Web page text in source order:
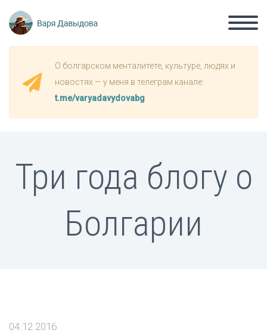
О болгарском менталитете, культуре, людях и
новостях — у меня в телеграм канале:
t.me/varyadavydovabg
Три года блогу о
Болгарии
04.12.2016